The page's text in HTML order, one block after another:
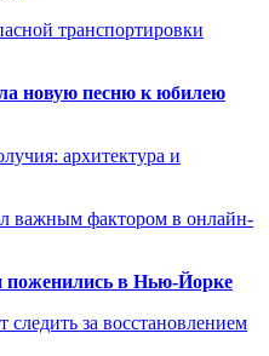
транспортировки
новую песню к юбилею
архитектура и
важным фактором в онлайн-
поженились в Нью-Йорке
за восстановлением